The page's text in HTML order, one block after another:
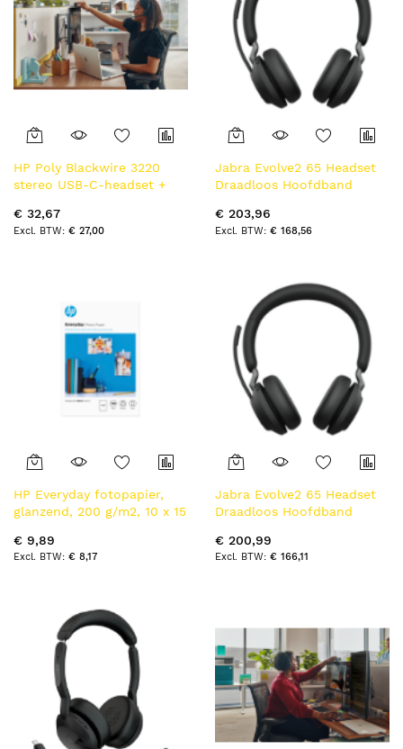
HP Poly Blackwire 3220
stereo USB-C-headset +
€ 32,67
€ 27,00
Jabra Evolve2 65 Headset
Draadloos Hoofdband
Type-A Bluetooth
€ 203,96
€ 168,56
HP Everyday fotopapier,
glanzend, 200 g/m2, 10 x 15
vellen
€ 9,89
€ 8,17
Jabra Evolve2 65 Headset
Draadloos Hoofdband
Type-C Bluetooth
€ 200,99
€ 166,11